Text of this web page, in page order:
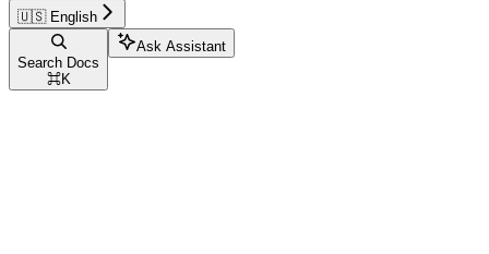
🇺🇸 English
Search Docs
⌘K
Ask Assistant